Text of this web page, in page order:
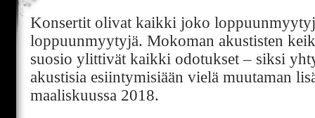
Konsertit olivat kaikki joko
loppuunmyytyjä. Mokoman akustisten
suosio ylittivät kaikki odotukset – siksi
akustisia esiintymisiään vielä muutaman
maaliskuussa 2018.